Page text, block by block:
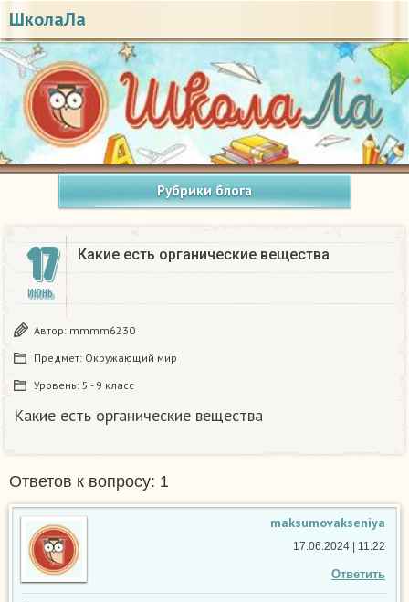
ШколаЛа
Рубрики блога
17
ИЮНЬ
Какие есть органические вещества
Автор: mmmm6230
Предмет: Окружающий мир
Уровень: 5 - 9 класс
Какие есть органические вещества
Ответов к вопросу: 1
maksumovakseniya
Ответить
17.06.2024 | 11:22